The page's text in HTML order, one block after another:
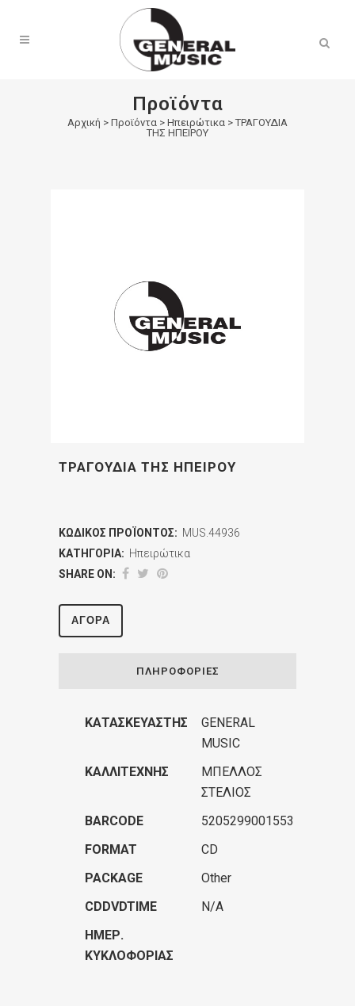
Προϊόντα
Αρχική > Προϊόντα > Ηπειρώτικα > ΤΡΑΓΟΥΔΙΑ
ΤΗΣ ΗΠΕΙΡΟΥ
ΤΡΑΓΟΥΔΙΑ ΤΗΣ ΗΠΕΙΡΟΥ
ΚΩΔΙΚΌΣ ΠΡΟΪΌΝΤΟΣ: MUS.44936
ΚΑΤΗΓΟΡΊΑ: Ηπειρώτικα
SHARE ON:
ΑΓΟΡΆ
ΠΛΗΡΟΦΟΡΊΕΣ
ΚΑΤΑΣΚΕΥΑΣΤΉΣ
GENERAL
MUSIC
ΚΑΛΛΙΤΈΧΝΗΣ
ΜΠΕΛΛΟΣ
ΣΤΕΛΙΟΣ
BARCODE
5205299001553
FORMAT
CD
PACKAGE
Other
CDDVDTIME
N/A
ΗΜΕΡ.
ΚΥΚΛΟΦΟΡΊΑΣ